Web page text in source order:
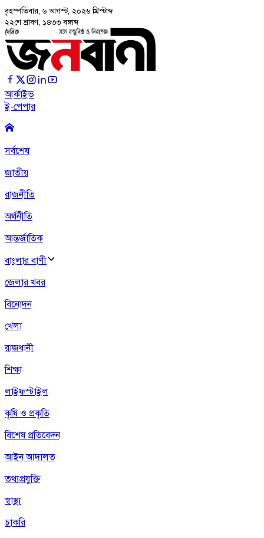
বৃহস্পতিবার, ৬ আগস্ট, ২০২৬ খ্রিস্টাব্দ
২২শে শ্রাবণ, ১৪৩৩ বঙ্গাব্দ
আর্কাইভ
ই-পেপার
সর্বশেষ
জাতীয়
রাজনীতি
অর্থনীতি
আন্তর্জাতিক
বাংলার বাণী
জেলার খবর
বিনোদন
খেলা
রাজধানী
শিক্ষা
লাইফস্টাইল
কৃষি ও প্রকৃতি
বিশেষ প্রতিবেদন
আইন আদালত
তথ্যপ্রযুক্তি
স্বাস্থ্য
চাকরি